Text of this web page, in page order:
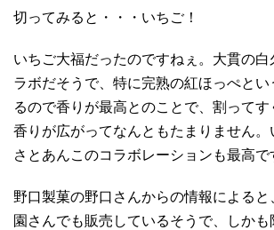
切ってみると・・・いちご！
いちご大福だったのですねぇ。大貫の白
ラボだそうで、特に完熟の紅ほっぺと
るので香りが最高とのことで、割って
香りが広がってなんともたまりません
さとあんこのコラボレーションも最高で
野口製菓の野口さんからの情報による
園さんでも販売しているそうで、しか